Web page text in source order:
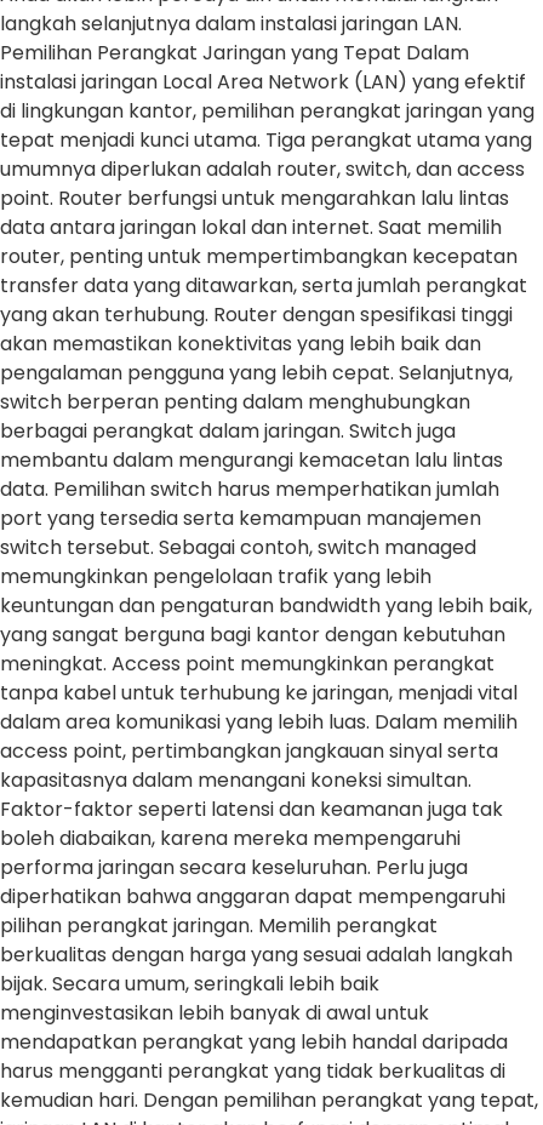
langkah selanjutnya dalam instalasi jaringan LAN.
Pemilihan Perangkat Jaringan yang Tepat Dalam
instalasi jaringan Local Area Network (LAN) yang efektif
di lingkungan kantor, pemilihan perangkat jaringan yang
tepat menjadi kunci utama. Tiga perangkat utama yang
umumnya diperlukan adalah router, switch, dan access
point. Router berfungsi untuk mengarahkan lalu lintas
data antara jaringan lokal dan internet. Saat memilih
router, penting untuk mempertimbangkan kecepatan
transfer data yang ditawarkan, serta jumlah perangkat
yang akan terhubung. Router dengan spesifikasi tinggi
akan memastikan konektivitas yang lebih baik dan
pengalaman pengguna yang lebih cepat. Selanjutnya,
switch berperan penting dalam menghubungkan
berbagai perangkat dalam jaringan. Switch juga
membantu dalam mengurangi kemacetan lalu lintas
data. Pemilihan switch harus memperhatikan jumlah
port yang tersedia serta kemampuan manajemen
switch tersebut. Sebagai contoh, switch managed
memungkinkan pengelolaan trafik yang lebih
keuntungan dan pengaturan bandwidth yang lebih baik,
yang sangat berguna bagi kantor dengan kebutuhan
meningkat. Access point memungkinkan perangkat
tanpa kabel untuk terhubung ke jaringan, menjadi vital
dalam area komunikasi yang lebih luas. Dalam memilih
access point, pertimbangkan jangkauan sinyal serta
kapasitasnya dalam menangani koneksi simultan.
Faktor-faktor seperti latensi dan keamanan juga tak
boleh diabaikan, karena mereka mempengaruhi
performa jaringan secara keseluruhan. Perlu juga
diperhatikan bahwa anggaran dapat mempengaruhi
pilihan perangkat jaringan. Memilih perangkat
berkualitas dengan harga yang sesuai adalah langkah
bijak. Secara umum, seringkali lebih baik
menginvestasikan lebih banyak di awal untuk
mendapatkan perangkat yang lebih handal daripada
harus mengganti perangkat yang tidak berkualitas di
kemudian hari. Dengan pemilihan perangkat yang tepat,